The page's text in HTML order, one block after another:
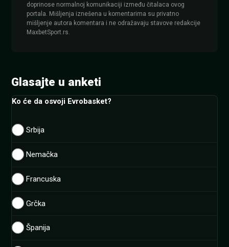
doprinose normalnoj komunikaciji između čitalaca ovog
portala. Mišljenja iznešena u komentarima su privatno
mišljenje autora komentara i ne odražavaju stavove redakcije
MaxbetSport.rs.
Glasajte u anketi
Ko će da osvoji Evrobasket?
Srbija
Nemačka
Francuska
Grčka
Španija